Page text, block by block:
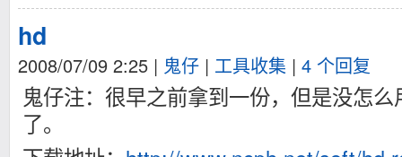
hd
2008/07/09 2:25 | 鬼仔 | 工具收集 | 4 个回复
鬼仔注：很早之前拿到一份，但是没怎
了。